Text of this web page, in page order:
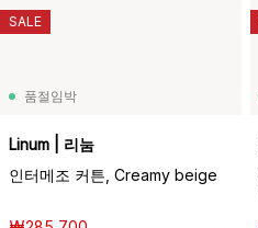
품절임박
Linum | 리눔
인터메조 커튼, Creamy beige
SALE